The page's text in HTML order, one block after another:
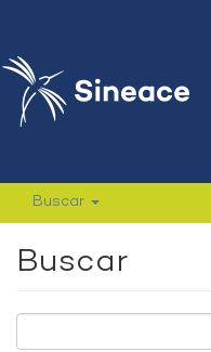
Buscar
Buscar